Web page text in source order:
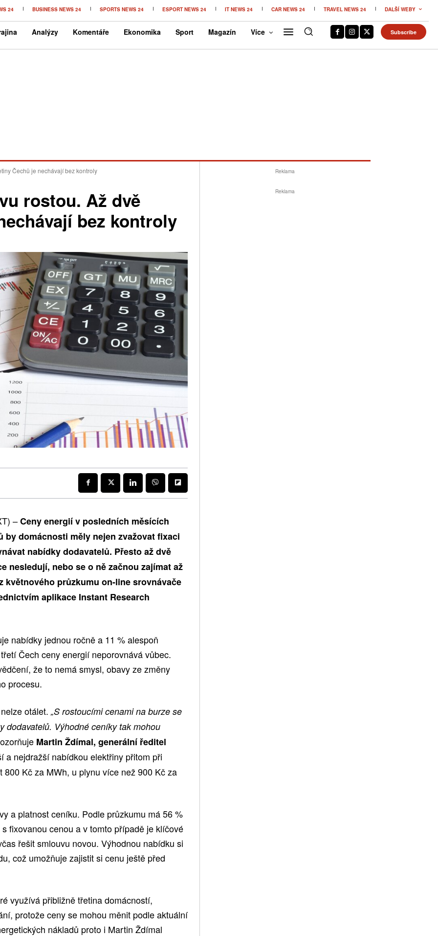
24 BUSINESS NEWS 24 SPORTS NEWS 24 ESPORT NEWS 24 IT NEWS 24 CAR NEWS 24 TRAVEL NEWS 24 DALŠÍ WEBY
Analýzy Komentáře Ekonomika Sport Magazín Více Subscribe
Čechů je nechávají bez kontroly
rostou. Až dvě
bez kontroly
–Ceny energií v posledních měsících
domácnosti měly nejen zvažovat fixaci
nabídky dodavatelů. Přesto až dvě
nesledují, nebo se o ně začnou zajímat až
květnového průzkumu on-line srovnávače
aplikace Instant Research
nabídky jednou ročně a 11 % alespoň
Čech ceny energií neporovnává vůbec.
že to nemá smysl, obavy ze změny
procesu.
otálet. „S rostoucími cenami na burze se
dodavatelů. Výhodné ceníky tak mohou
Martin Ždímal, generální ředitel
a nejdražší nabídkou elektřiny přitom při
Kč za MWh, u plynu více než 900 Kč za
a platnost ceníku. Podle průzkumu má 56 %
fixovanou cenou a v tomto případě je klíčové
řešit smlouvu novou. Výhodnou nabídku si
což umožňuje zajistit si cenu ještě před
využívá přibližně třetina domácností,
protože ceny se mohou měnit podle aktuální
nákladů proto i Martin Ždímal
Reklama
Reklama